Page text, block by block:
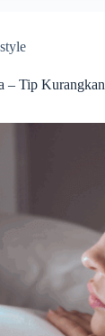
– Tip Kurangkan